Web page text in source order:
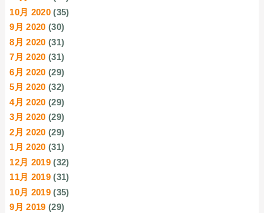
10月 2020 (35)
9月 2020 (30)
8月 2020 (31)
7月 2020 (31)
6月 2020 (29)
5月 2020 (32)
4月 2020 (29)
3月 2020 (29)
2月 2020 (29)
1月 2020 (31)
12月 2019 (32)
11月 2019 (31)
10月 2019 (35)
9月 2019 (29)